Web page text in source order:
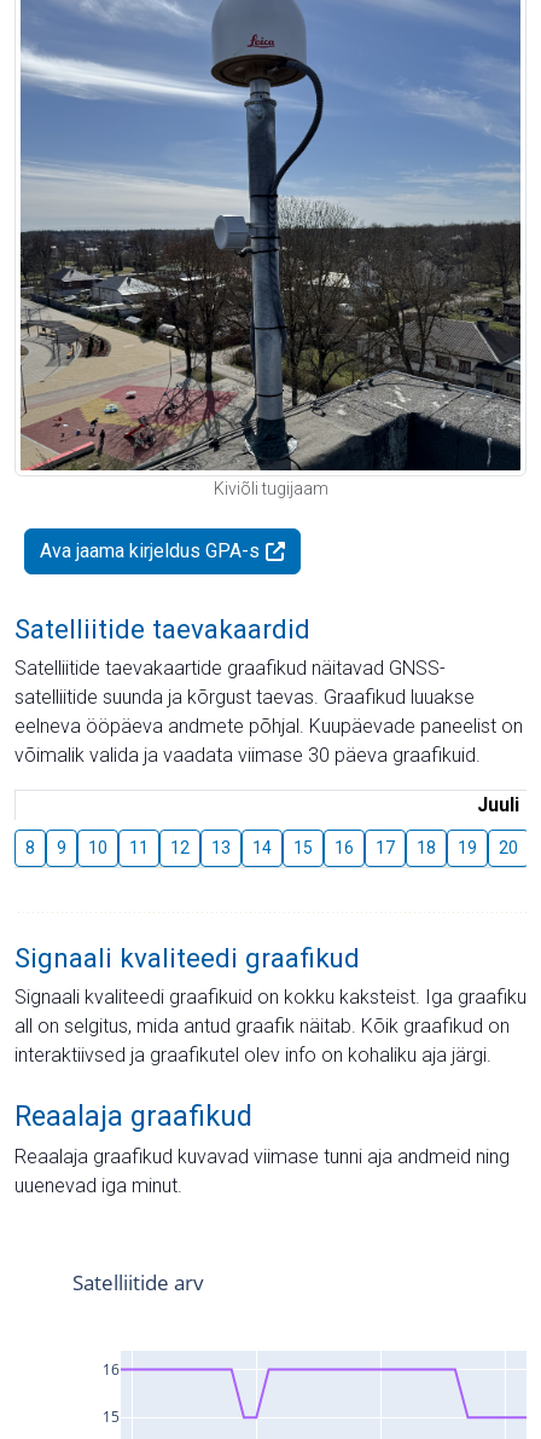
Kiviõli tugijaam
Ava jaama kirjeldus GPA-s
Satelliitide taevakaardid
Satelliitide taevakaartide graafikud näitavad GNSS-
satelliitide suunda ja kõrgust taevas. Graafikud luuakse
eelneva ööpäeva andmete põhjal. Kuupäevade paneelist on
võimalik valida ja vaadata viimase 30 päeva graafikuid.
Juuli
8 9 10 11 12 13 14 15 16 17 18 19 20
Signaali kvaliteedi graafikud
Signaali kvaliteedi graafikuid on kokku kaksteist. Iga graafiku
all on selgitus, mida antud graafik näitab. Kõik graafikud on
interaktiivsed ja graafikutel olev info on kohaliku aja järgi.
Reaalaja graafikud
Reaalaja graafikud kuvavad viimase tunni aja andmeid ning
uuenevad iga minut.